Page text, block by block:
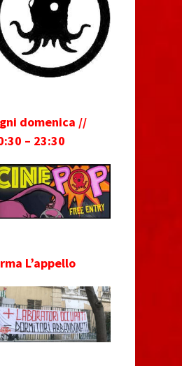
domenica //
– 23:30
L’appello